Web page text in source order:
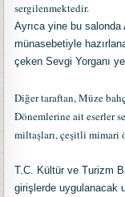
sergilenmektedir.
Ayrıca yine bu salonda
münasebetiyle
çeken Sevgi Yorganı
Diğer taraftan, Müze
Dönemlerine ait eserler
miltaşları, çeşitli mimari
T.C. Kültür ve Turizm
girişlerde uygulanacak